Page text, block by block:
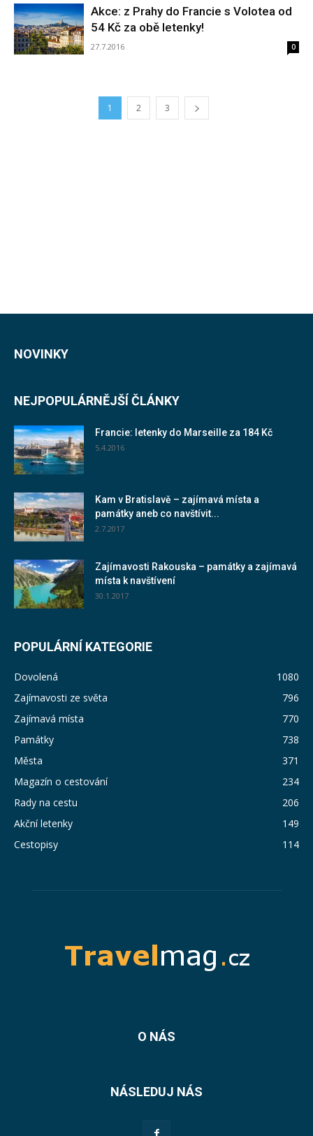
Akce: z Prahy do Francie s Volotea od
54 Kč za obě letenky!
27.7.2016 0
1 2 3
NOVINKY
NEJPOPULÁRNĚJŠÍ ČLÁNKY
Francie: letenky do Marseille za 184 Kč
5.4.2016
Kam v Bratislavě – zajímavá místa a
památky aneb co navštívit...
2.7.2017
Zajímavosti Rakouska – památky a zajímavá
místa k navštívení
30.1.2017
POPULÁRNÍ KATEGORIE
Dovolená
1080
Zajímavosti ze světa
796
Zajímavá místa
770
Památky
738
Města
371
Magazín o cestování
234
Rady na cestu
206
Akční letenky
149
Cestopisy
114
O NÁS
NÁSLEDUJ NÁS